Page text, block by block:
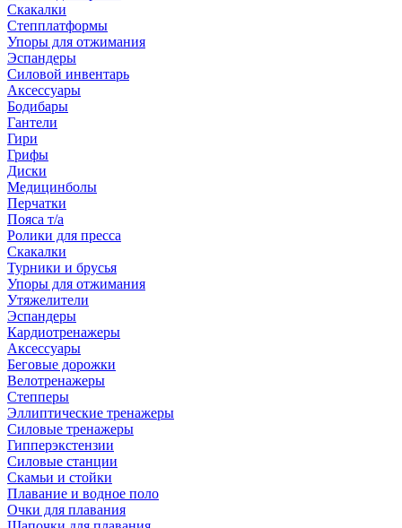
Скакалки
Степплатформы
Упоры для отжимания
Эспандеры
Силовой инвентарь
Аксессуары
Бодибары
Гантели
Гири
Грифы
Диски
Медицинболы
Перчатки
Пояса т/а
Ролики для пресса
Скакалки
Турники и брусья
Упоры для отжимания
Утяжелители
Эспандеры
Кардиотренажеры
Аксессуары
Беговые дорожки
Велотренажеры
Степперы
Эллиптические тренажеры
Силовые тренажеры
Гипперэкстензии
Силовые станции
Скамьи и стойки
Плавание и водное поло
Очки для плавания